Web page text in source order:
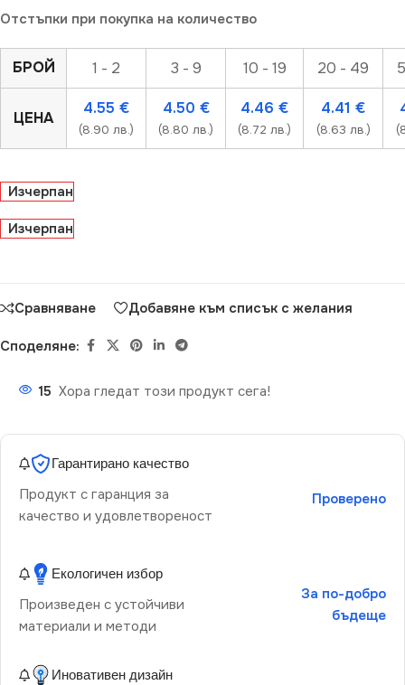
Отстъпки при покупка на количество
БРОЙ 1 - 2 3 - 9 10 - 19 20 - 49
ЦЕНА
4.55 €
(8.90 лв.)
4.50 €
(8.80 лв.)
4.46 €
(8.72 лв.)
4.41 €
(8.63 лв.)
Изчерпан
Изчерпан
Сравняване Добавяне към списък с желания
Споделяне:
15 Хора гледат този продукт сега!
Гарантирано качество
Продукт с гаранция за
качество и удовлетвореност
Проверено
Екологичен избор
Произведен с устойчиви
материали и методи
За по-добро
бъдеще
Иновативен дизайн